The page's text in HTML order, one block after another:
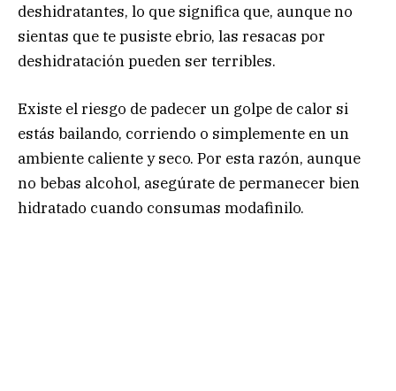
deshidratantes, lo que significa que, aunque no
sientas que te pusiste ebrio, las resacas por
deshidratación pueden ser terribles.
Existe el riesgo de padecer un golpe de calor si
estás bailando, corriendo o simplemente en un
ambiente caliente y seco. Por esta razón, aunque
no bebas alcohol, asegúrate de permanecer bien
hidratado cuando consumas modafinilo.